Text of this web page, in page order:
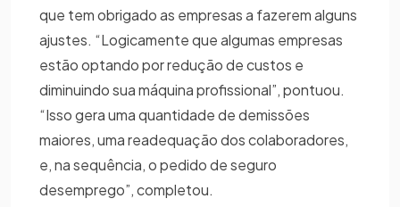
que tem obrigado as empresas a fazerem alguns
ajustes. “Logicamente que algumas empresas
estão optando por redução de custos e
diminuindo sua máquina profissional”, pontuou.
“Isso gera uma quantidade de demissões
maiores, uma readequação dos colaboradores,
e, na sequência, o pedido de seguro
desemprego”, completou.